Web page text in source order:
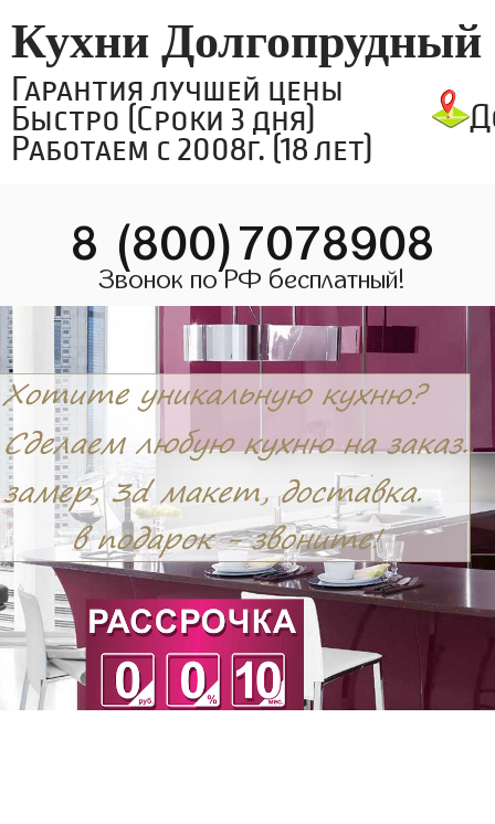
Кухни Долгопрудный
Гарантия лучшей цены
Быстро (Сроки 3 дня)
Работаем с 2008г. (18 лет)
8 (800)7078908
Звонок по РФ бесплатный!